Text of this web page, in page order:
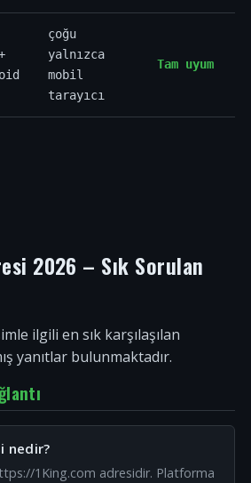
çoğu
yalnızca
mobil
tarayıcı
Tam uyum
2026 – Sık Sorulan
ilgili en sık karşılaşılan
yanıtlar bulunmaktadır.
nedir?
1King.com adresidir. Platforma